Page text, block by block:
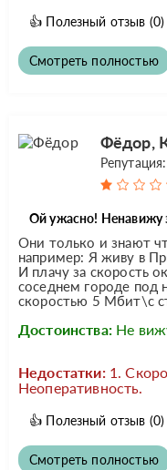
👍 Полезный отзыв (0)
Смотреть полностью
Фёдор,
Репутация:
Ой ужасно! Ненавижу
Они только и знают
например: Я живу в
И плачу за скорость
соседнем городе под
скоростью 5 Мбит\с
Достоинства: Не
Недостатки: 1.
Неоперативность.
👍 Полезный отзыв (0)
Смотреть полностью